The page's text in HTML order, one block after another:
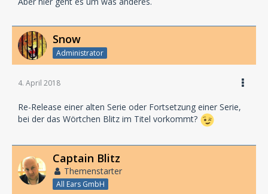
Snow
Administrator
4. April 2018
Re-Release einer alten Serie oder Fortsetzung einer Serie,
bei der das Wörtchen Blitz im Titel vorkommt?
Captain Blitz
Themenstarter
All Ears GmbH